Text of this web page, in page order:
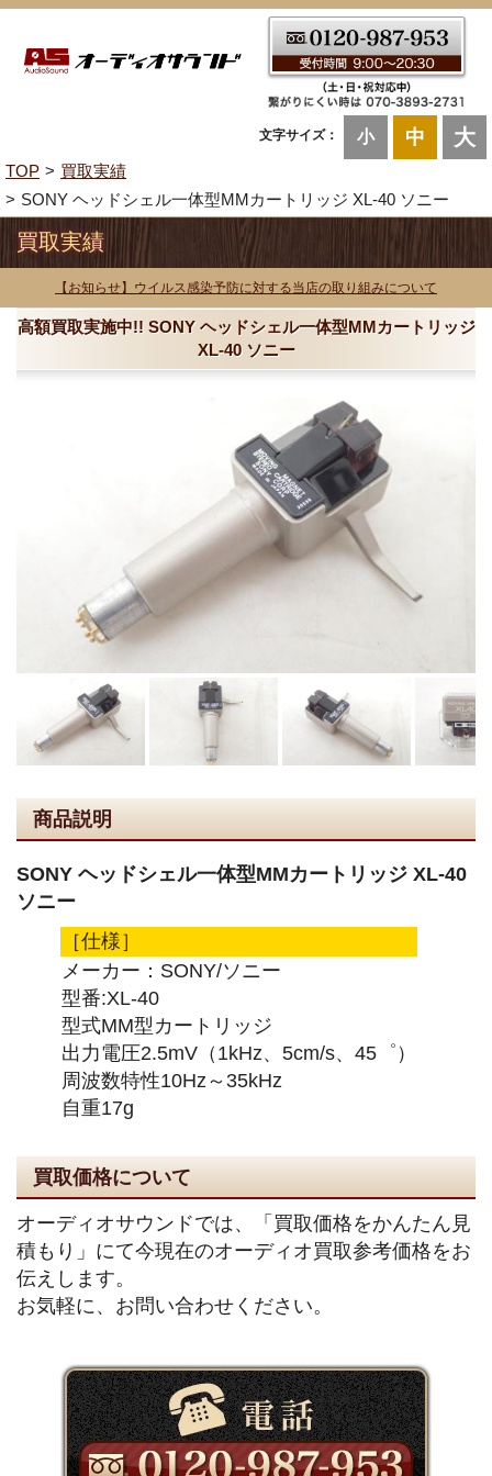
文字サイズ： 小 中 大
TOP
買取実績
SONY ヘッドシェル一体型MMカートリッジ XL-40 ソニー
買取実績
【お知らせ】ウイルス感染予防に対する当店の取り組みについて
高額買取実施中!! SONY ヘッドシェル一体型MMカートリッジ
XL-40 ソニー
商品説明
SONY ヘッドシェル一体型MMカートリッジ XL-40
ソニー
［仕様］
メーカー：SONY/ソニー
型番:XL-40
型式MM型カートリッジ
出力電圧2.5mV（1kHz、5cm/s、45゜）
周波数特性10Hz～35kHz
自重17g
買取価格について
オーディオサウンドでは、「買取価格をかんたん見
積もり」にて今現在のオーディオ買取参考価格をお
伝えします。
お気軽に、お問い合わせください。